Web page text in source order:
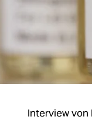
Interview von